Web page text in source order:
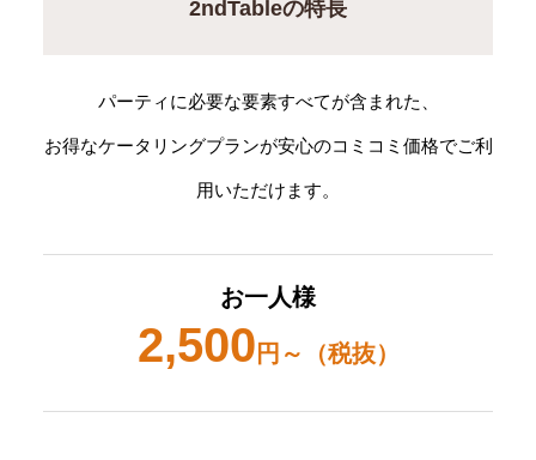
2ndTableの特長
パーティに必要な要素すべてが含まれた、
お得なケータリングプランが安心のコミコミ価格でご利
用いただけます。
お一人様
2,500 円～（税抜）